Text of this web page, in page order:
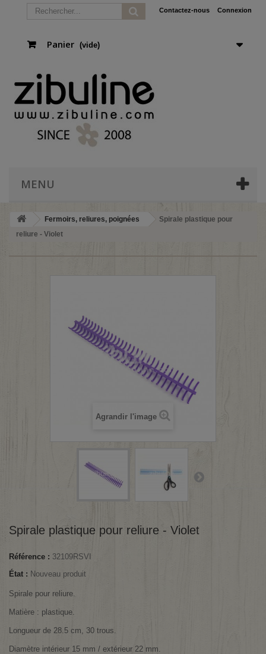
Connexion
Contactez-nous
Panier (vide)
MENU
Fermoirs, reliures, poignées
Spirale plastique pour
reliure - Violet
Agrandir l'image
Spirale plastique pour reliure - Violet
Référence : 32109RSVI
État : Nouveau produit
Spirale pour reliure.
Matière : plastique.
Longueur de 28.5 cm, 30 trous.
Diamètre intérieur 15 mm / extérieur 22 mm.